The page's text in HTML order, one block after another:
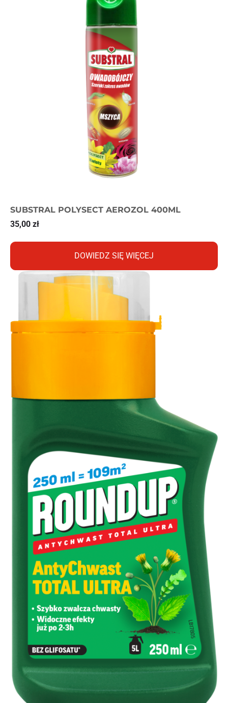
SUBSTRAL POLYSECT AEROZOL 400ML
35,00 zł
DOWIEDZ SIĘ WIĘCEJ